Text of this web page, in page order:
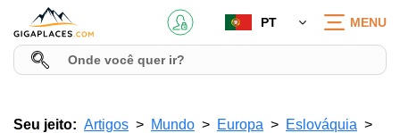
PT MENU
Seu jeito: Artigos Mundo Europa
Eslováquia